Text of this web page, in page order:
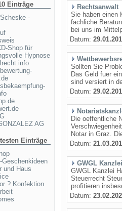
Einträge
-
Shop für
Hypnose
AG
Einträge
Geschenkideen
und Haus
? Konfektion
Rechtsanwalt
Sie haben einen
fachliche
bei uns im
Datum:
Sollten Sie
Das Geld fuer
sind versiert in
Datum:
Die oeffentliche
Notar in Graz.
Datum:
GWGL
GWGL Kanzlei
Steuerrecht
profitieren
Datum: